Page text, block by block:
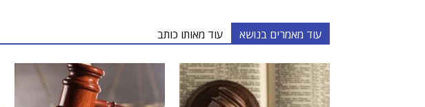
עוד מאמרים בנושא עוד מאותו כותב